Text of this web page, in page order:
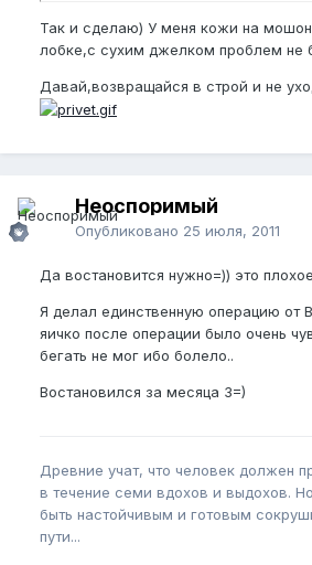
Так и сделаю) У меня кожи на
лобке,с сухим джелком проблем не
Давай,возвращайся в строй и не
Неоспоримый
Опубликовано 25 июля, 2011
Да востановится нужно=)) это
Я делал единственную операцию от
яичко после операции было очень
бегать не мог ибо болело..
Востановился за месяца 3=)
Древние учат, что человек должен
в течение семи вдохов и выдохов.
быть настойчивым и готовым
пути...